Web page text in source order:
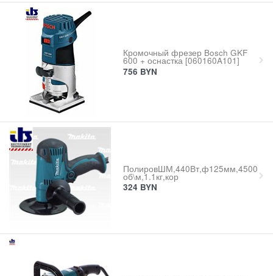
Кромочный фрезер Bosch GKF
600 + оснастка [060160A101]
756 BYN
ПолировШМ,440Вт,ф125мм,4500
об\м,1.1кг,кор
324 BYN